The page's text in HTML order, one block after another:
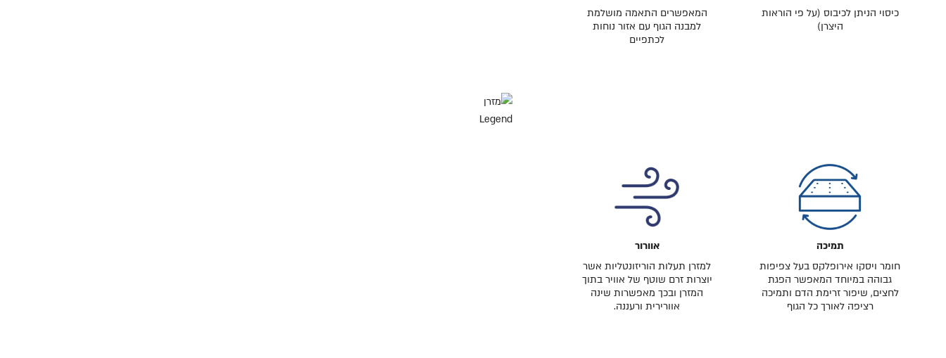
כיסוי הניתן לכיבוס (על פי הוראות
היצרן)
המאפשרים התאמה מושלמת
למבנה הגוף עם אזור נוחות
לכתפיים
תמיכה
חומר ויסקו אירופלקס בעל צפיפות
גבוהה במיוחד המאפשר הפגת
לחצים, שיפור זרימת הדם ותמיכה
רציפה לאורך כל הגוף
אוורור
למזרן תעלות הוריזונטליות אשר
יוצרות זרם שוטף של אוויר בתוך
המזרן ובכך מאפשרות שינה
אוורירית ורעננה.